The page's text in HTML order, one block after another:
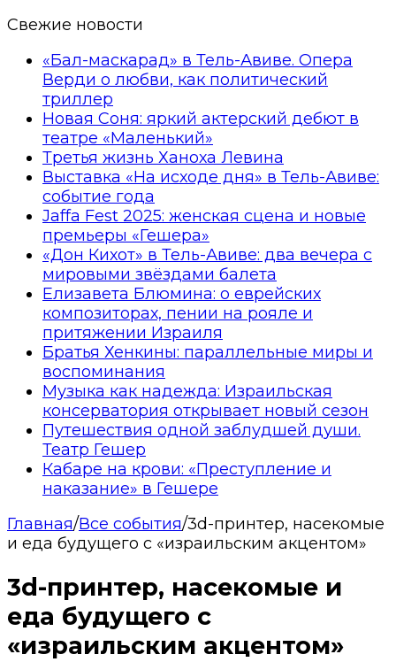
Свежие новости
«Бал-маскарад» в Тель-Авиве. Опера
Верди о любви, как политический
триллер
Новая Соня: яркий актерский дебют в
театре «Маленький»
Третья жизнь Ханоха Левина
Выставка «На исходе дня» в Тель-Авиве:
событие года
Jaffa Fest 2025: женская сцена и новые
премьеры «Гешера»
«Дон Кихот» в Тель-Авиве: два вечера с
мировыми звёздами балета
Елизавета Блюмина: о еврейских
композиторах, пении на рояле и
притяжении Израиля
Братья Хенкины: параллельные миры и
воспоминания
Музыка как надежда: Израильская
консерватория открывает новый сезон
Путешествия одной заблудшей души.
Театр Гешер
Кабаре на крови: «Преступление и
наказание» в Гешере
Главная/Все события/3d-принтер, насекомые
и еда будущего с «израильским акцентом»
3d-принтер, насекомые и
еда будущего с
«израильским акцентом»